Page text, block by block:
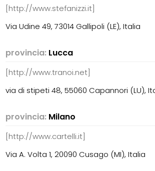
[http://www.stefanizzi.it]
Via Udine 49, 73014 Gallipoli (LE), Italia
provincia: Lucca
[http://www.tranoi.net]
via di stipeti 48, 55060 Capannori (LU),
provincia: Milano
[http://www.cartelli.it]
Via A. Volta 1, 20090 Cusago (MI), Italia